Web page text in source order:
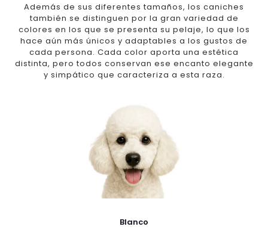
Además de sus diferentes tamaños, los caniches
también se distinguen por la gran variedad de
colores en los que se presenta su pelaje, lo que los
hace aún más únicos y adaptables a los gustos de
cada persona. Cada color aporta una estética
distinta, pero todos conservan ese encanto elegante
y simpático que caracteriza a esta raza.
Blanco